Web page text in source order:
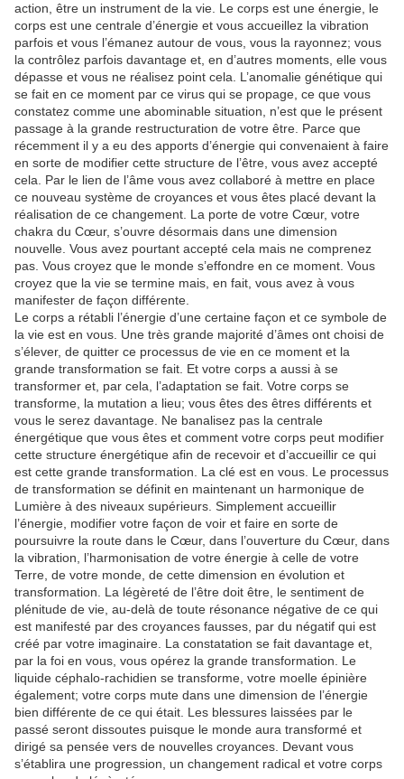
action, être un instrument de la vie. Le corps est une énergie, le
corps est une centrale d’énergie et vous accueillez la vibration
parfois et vous l’émanez autour de vous, vous la rayonnez; vous
la contrôlez parfois davantage et, en d’autres moments, elle vous
dépasse et vous ne réalisez point cela. L’anomalie génétique qui
se fait en ce moment par ce virus qui se propage, ce que vous
constatez comme une abominable situation, n’est que le présent
passage à la grande restructuration de votre être. Parce que
récemment il y a eu des apports d’énergie qui convenaient à faire
en sorte de modifier cette structure de l’être, vous avez accepté
cela. Par le lien de l’âme vous avez collaboré à mettre en place
ce nouveau système de croyances et vous êtes placé devant la
réalisation de ce changement. La porte de votre Cœur, votre
chakra du Cœur, s’ouvre désormais dans une dimension
nouvelle. Vous avez pourtant accepté cela mais ne comprenez
pas. Vous croyez que le monde s’effondre en ce moment. Vous
croyez que la vie se termine mais, en fait, vous avez à vous
manifester de façon différente.
Le corps a rétabli l’énergie d’une certaine façon et ce symbole de
la vie est en vous. Une très grande majorité d’âmes ont choisi de
s’élever, de quitter ce processus de vie en ce moment et la
grande transformation se fait. Et votre corps a aussi à se
transformer et, par cela, l’adaptation se fait. Votre corps se
transforme, la mutation a lieu; vous êtes des êtres différents et
vous le serez davantage. Ne banalisez pas la centrale
énergétique que vous êtes et comment votre corps peut modifier
cette structure énergétique afin de recevoir et d’accueillir ce qui
est cette grande transformation. La clé est en vous. Le processus
de transformation se définit en maintenant un harmonique de
Lumière à des niveaux supérieurs. Simplement accueillir
l’énergie, modifier votre façon de voir et faire en sorte de
poursuivre la route dans le Cœur, dans l’ouverture du Cœur, dans
la vibration, l’harmonisation de votre énergie à celle de votre
Terre, de votre monde, de cette dimension en évolution et
transformation. La légèreté de l’être doit être, le sentiment de
plénitude de vie, au-delà de toute résonance négative de ce qui
est manifesté par des croyances fausses, par du négatif qui est
créé par votre imaginaire. La constatation se fait davantage et,
par la foi en vous, vous opérez la grande transformation. Le
liquide céphalo-rachidien se transforme, votre moelle épinière
également; votre corps mute dans une dimension de l’énergie
bien différente de ce qui était. Les blessures laissées par le
passé seront dissoutes puisque le monde aura transformé et
dirigé sa pensée vers de nouvelles croyances. Devant vous
s’établira une progression, un changement radical et votre corps